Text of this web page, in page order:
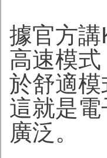
據官方
高速模
於舒適
這就是
廣泛。